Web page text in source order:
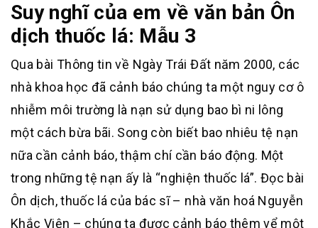
Suy nghĩ của em về văn bản Ôn
dịch thuốc lá: Mẫu 3
Qua bài Thông tin về Ngày Trái Đất năm 2000, các
nhà khoa học đã cảnh báo chúng ta một nguy cơ ô
nhiễm môi trường là nạn sử dụng bao bì ni lông
một cách bừa bãi. Song còn biết bao nhiêu tệ nạn
nữa cần cảnh báo, thậm chí cần báo động. Một
trong những tệ nạn ấy là “nghiện thuốc lá”. Đọc bài
Ôn dịch, thuốc lá của bác sĩ – nhà văn hoá Nguyễn
Khắc Viện – chúng ta được cảnh báo thêm vể một